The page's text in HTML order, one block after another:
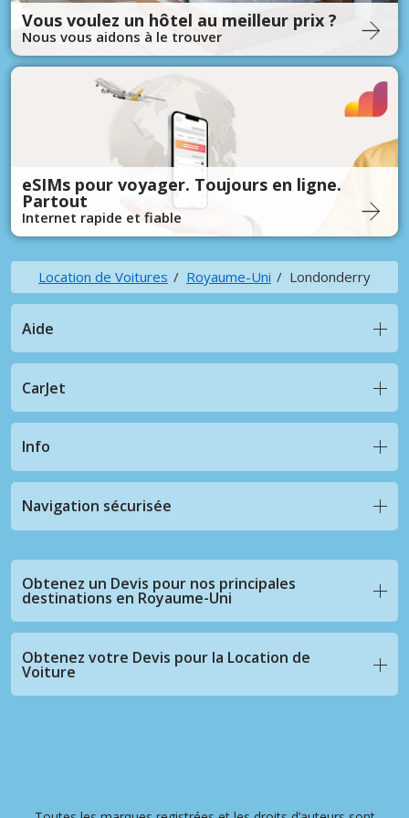
Vous voulez un hôtel au meilleur prix ?
Nous vous aidons à le trouver
eSIMs pour voyager. Toujours en ligne.
Partout
Internet rapide et fiable
Location de Voitures Royaume-Uni Londonderry
Aide
CarJet
Info
Navigation sécurisée
Obtenez un Devis pour nos principales
destinations en Royaume-Uni
Obtenez votre Devis pour la Location de
Voiture